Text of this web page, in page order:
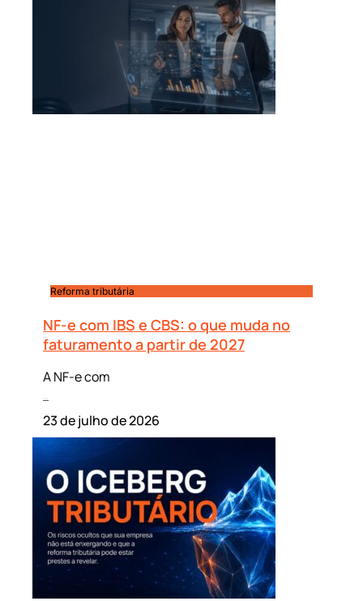
Reforma tributária
NF-e com IBS e CBS: o que muda no
faturamento a partir de 2027
A NF-e com
23 de julho de 2026